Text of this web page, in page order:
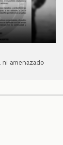
amenazado